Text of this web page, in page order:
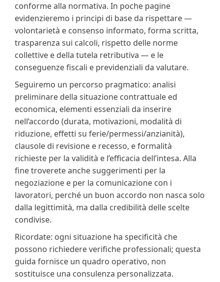
conforme alla normativa. In poche pagine
evidenzieremo i principi di base da rispettare —
volontarietà e consenso informato, forma scritta,
trasparenza sui calcoli, rispetto delle norme
collettive e della tutela retributiva — e le
conseguenze fiscali e previdenziali da valutare.
Seguiremo un percorso pragmatico: analisi
preliminare della situazione contrattuale ed
economica, elementi essenziali da inserire
nell’accordo (durata, motivazioni, modalità di
riduzione, effetti su ferie/permessi/anzianità),
clausole di revisione e recesso, e formalità
richieste per la validità e l’efficacia dell’intesa. Alla
fine troverete anche suggerimenti per la
negoziazione e per la comunicazione con i
lavoratori, perché un buon accordo non nasca solo
dalla legittimità, ma dalla credibilità delle scelte
condivise.
Ricordate: ogni situazione ha specificità che
possono richiedere verifiche professionali; questa
guida fornisce un quadro operativo, non
sostituisce una consulenza personalizzata.